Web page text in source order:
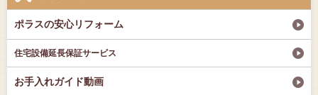
ポラスの安心リフォーム
住宅設備延長保証サービス
お手入れガイド動画